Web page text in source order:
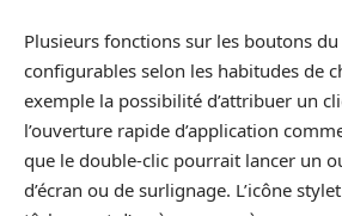
Plusieurs fonctions sur les boutons
configurables selon les habitudes de
exemple la possibilité d’attribuer un
l’ouverture rapide d’application
que le double-clic pourrait lancer un
d’écran ou de surlignage. L’icône